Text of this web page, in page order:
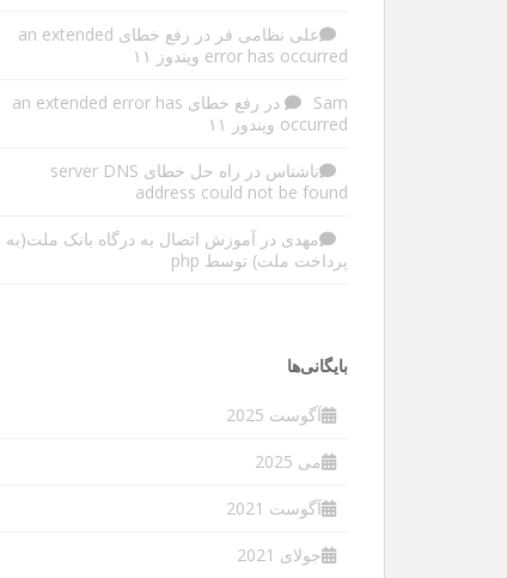
علی نظامی فر در
رفع خطای an extended
error has occurred ویندوز ۱۱
Sam در
رفع خطای an extended error has
occurred ویندوز ۱۱
ناشناس در
راه حل خطای server DNS
address could not be found
مهدی در آموزش اتصال به درگاه بانک ملت(به
پرداخت ملت) توسط php
بایگانی‌ها
آگوست 2025
می 2025
آگوست 2021
جولای 2021